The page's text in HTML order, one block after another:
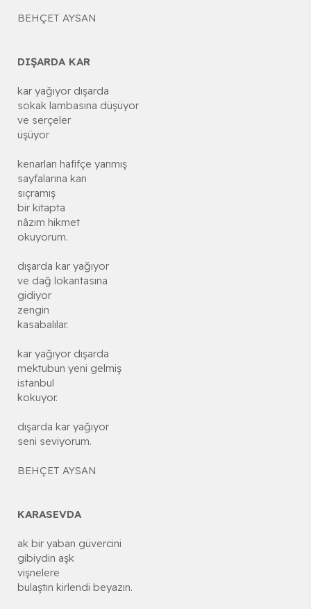
BEHÇET AYSAN
DIŞARDA KAR
kar yağıyor dışarda
sokak lambasına düşüyor
ve serçeler
üşüyor
kenarları hafifçe yanmış
sayfalarına kan
sıçramış
bir kitapta
nâzım hikmet
okuyorum.
dışarda kar yağıyor
ve dağ lokantasına
gidiyor
zengin
kasabalılar.
kar yağıyor dışarda
mektubun yeni gelmiş
istanbul
kokuyor.
dışarda kar yağıyor
seni seviyorum.
BEHÇET AYSAN
KARASEVDA
ak bir yaban güvercini
gibiydin aşk
vişnelere
bulaştın kirlendi beyazın.